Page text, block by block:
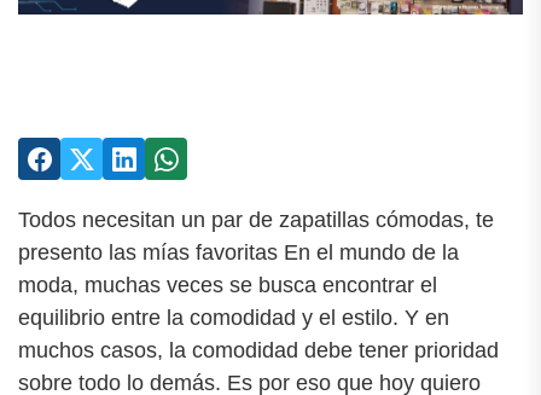
Todos necesitan un par de zapatillas cómodas, te
presento las mías favoritas En el mundo de la
moda, muchas veces se busca encontrar el
equilibrio entre la comodidad y el estilo. Y en
muchos casos, la comodidad debe tener prioridad
sobre todo lo demás. Es por eso que hoy quiero